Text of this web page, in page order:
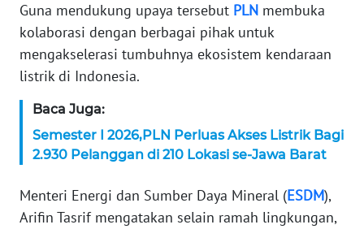
Guna mendukung upaya tersebut PLN membuka
kolaborasi dengan berbagai pihak untuk
mengakselerasi tumbuhnya ekosistem kendaraan
listrik di Indonesia.
Baca Juga:
Semester I 2026,PLN Perluas Akses Listrik Bagi
2.930 Pelanggan di 210 Lokasi se-Jawa Barat
Menteri Energi dan Sumber Daya Mineral (ESDM),
Arifin Tasrif mengatakan selain ramah lingkungan,
DISCLAIMER
News
Regional
WN
SUMUT
WN
JAKARTA